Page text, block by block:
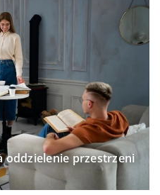
oddzielenie przestrzeni